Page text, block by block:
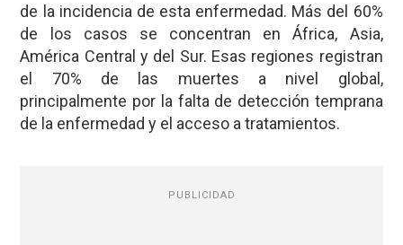
de la incidencia de esta enfermedad. Más del 60%
de los casos se concentran en África, Asia,
América Central y del Sur. Esas regiones registran
el 70% de las muertes a nivel global,
principalmente por la falta de detección temprana
de la enfermedad y el acceso a tratamientos.
PUBLICIDAD